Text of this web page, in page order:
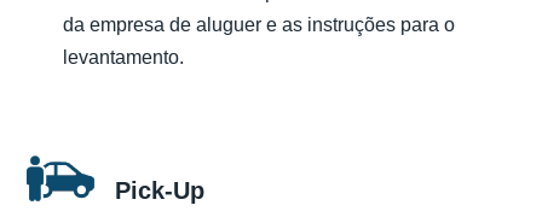
da empresa de aluguer e as instruções para o
levantamento.
Pick-Up